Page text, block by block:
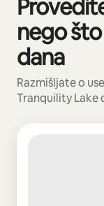
nego
dana
Razmišljate o
Tranquility Lake